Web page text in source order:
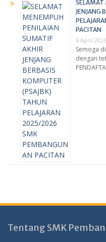
SELAMAT
JENJANG
PACITAN
6 April 2026
Semoga
dengan
Tentang SMK